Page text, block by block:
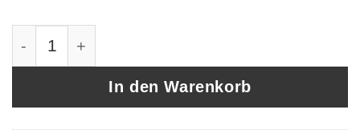
In den Warenkorb